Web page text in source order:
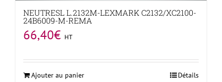
NEUTRESL L.2132M-LEXMARK C2132/XC2100-
24B6009-M-REMA
66,40€ HT
Ajouter au panier Détails